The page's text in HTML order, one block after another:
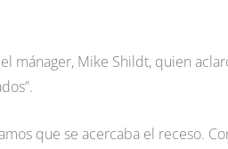
mánager, Mike Shildt, quien
que se acercaba el receso.